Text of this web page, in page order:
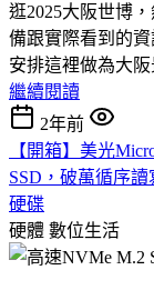
逛2025大阪世博
備跟實際看到的
安排這裡做為大
繼續閱讀
2年前
【開箱】美光
SSD，破萬循序
硬碟
硬體 數位生活